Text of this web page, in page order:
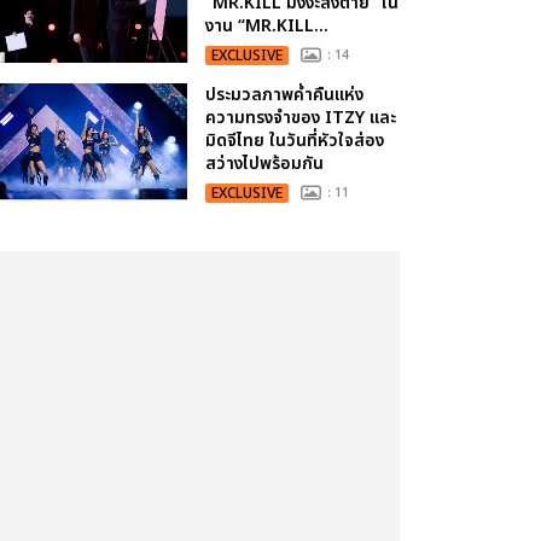
งาน “MR.KILL...
EXCLUSIVE : 14
ประมวลภาพค่ำคืนแห่ง
ความทรงจำของ ITZY และ
มิดจีไทย ในวันที่หัวใจส่อง
สว่างไปพร้อมกัน
EXCLUSIVE : 11